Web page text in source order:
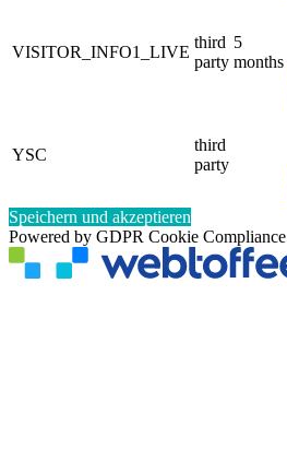
VISITOR_INFO1_LIVE
third
party
5
months
YSC
third
party
Speichern und akzeptieren
Powered by GDPR Cookie Compliance